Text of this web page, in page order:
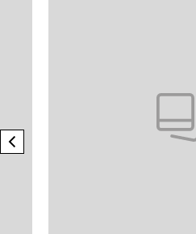
previous element